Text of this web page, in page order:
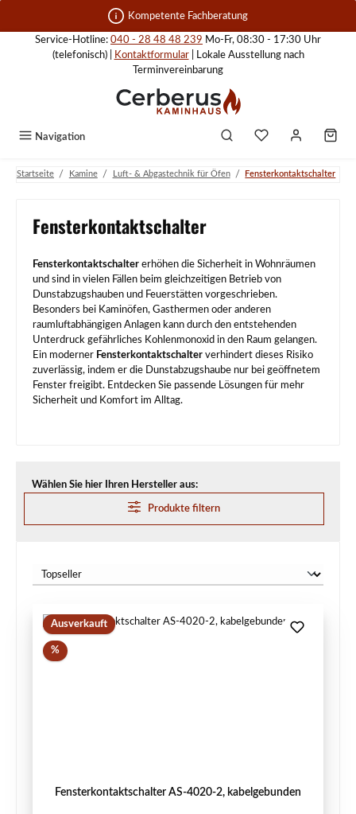
Zum Hauptinhalt springen Kompetente Fachberatung
Service-Hotline: 040 - 28 48 48 239 Mo-Fr, 08:30 - 17:30 Uhr
(telefonisch) |
Kontaktformular| Lokale Ausstellung nach
Terminvereinbarung
Navigation
Startseite / Kamine / Luft- & Abgastechnik für Öfen / Fensterkontaktschalter
Fensterkontaktschalter
Fensterkontaktschalter erhöhen die Sicherheit in Wohnräumen
und sind in vielen Fällen beim gleichzeitigen Betrieb von
Dunstabzugshauben und Feuerstätten vorgeschrieben.
Besonders bei Kaminöfen, Gasthermen oder anderen
raumluftabhängigen Anlagen kann durch den entstehenden
Unterdruck gefährliches Kohlenmonoxid in den Raum gelangen.
Ein moderner Fensterkontaktschalter verhindert dieses Risiko
zuverlässig, indem er die Dunstabzugshaube nur bei geöffnetem
Fenster freigibt. Entdecken Sie passende Lösungen für mehr
Sicherheit und Komfort im Alltag.
Wählen Sie hier Ihren Hersteller aus:
Produkte filtern
Ausverkauft
%Rabatt
Fensterkontaktschalter AS-4020-2, kabelgebunden